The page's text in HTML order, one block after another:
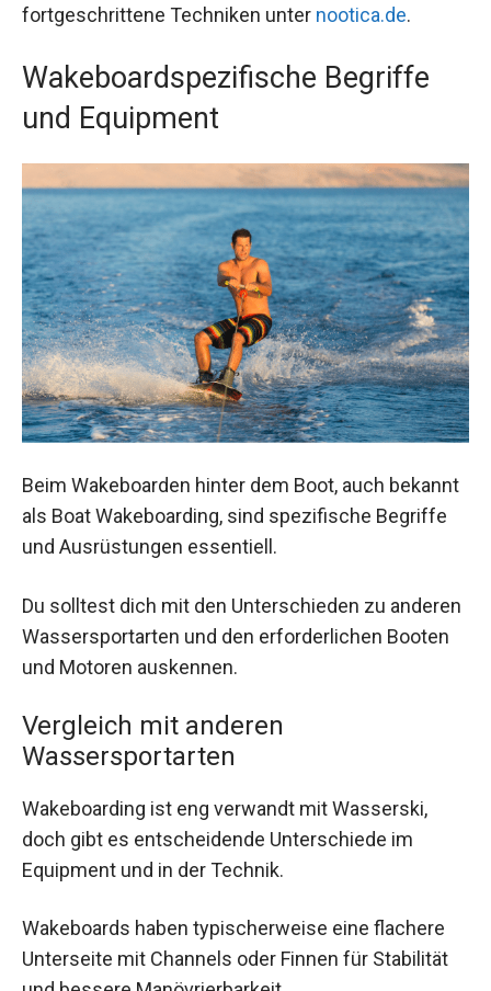
fortgeschrittene Techniken unter nootica.de.
Wakeboardspezifische Begriffe
und Equipment
Beim Wakeboarden hinter dem Boot, auch bekannt
als Boat Wakeboarding, sind spezifische Begriffe
und Ausrüstungen essentiell.
Du solltest dich mit den Unterschieden zu anderen
Wassersportarten und den erforderlichen Booten
und Motoren auskennen.
Vergleich mit anderen
Wassersportarten
Wakeboarding ist eng verwandt mit Wasserski,
doch gibt es entscheidende Unterschiede im
Equipment und in der Technik.
Wakeboards haben typischerweise eine flachere
Unterseite mit Channels oder Finnen für Stabilität